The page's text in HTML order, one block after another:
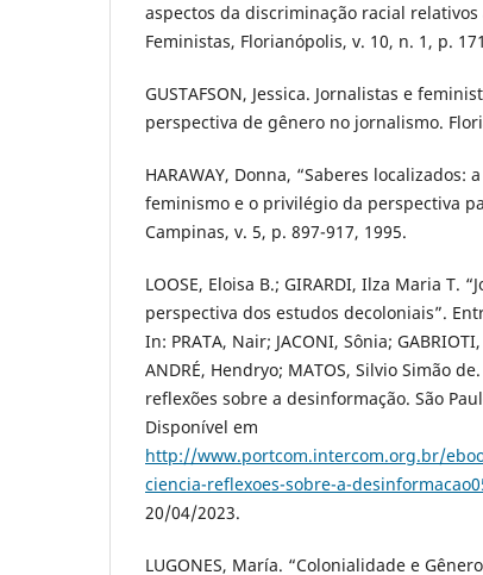
aspectos da discriminação racial relativos
Feministas, Florianópolis, v. 10, n. 1, p.
GUSTAFSON, Jessica. Jornalistas e
perspectiva de gênero no jornalismo.
HARAWAY, Donna, “Saberes localizados:
feminismo e o privilégio da perspectiva
Campinas, v. 5, p. 897-917, 1995.
LOOSE, Eloisa B.; GIRARDI, Ilza Maria T.
perspectiva dos estudos decoloniais”.
In: PRATA, Nair; JACONI, Sônia;
ANDRÉ, Hendryo; MATOS, Silvio Simão
reflexões sobre a desinformação. São
Disponível em
http://www.portcom.intercom.org.br/
ciencia-reflexoes-sobre-a-
20/04/2023.
LUGONES, María. “Colonialidade e